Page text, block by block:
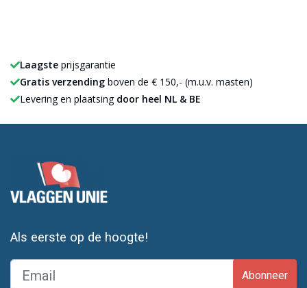
Laagste prijsgarantie
Gratis verzending boven de € 150,- (m.u.v. masten)
Levering en plaatsing door heel NL & BE
Als eerste op de hoogte!
Abonneer